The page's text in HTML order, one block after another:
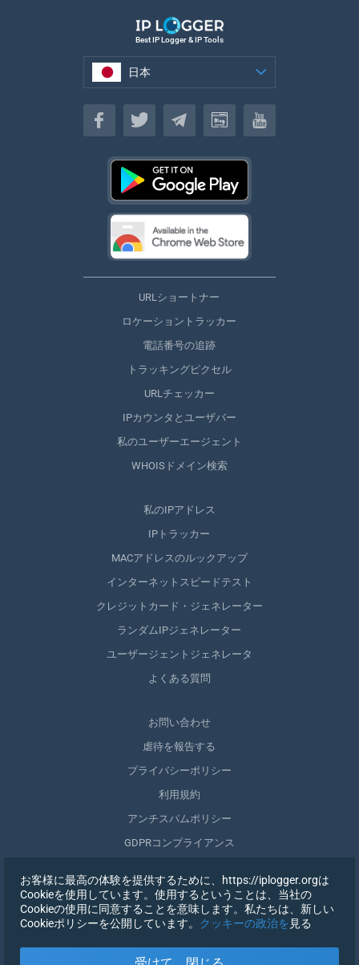
Best IP Logger & IP Tools
日本
日本
URLショートナー
ロケーショントラッカー
電話番号の追跡
トラッキングピクセル
URLチェッカー
IPカウンタとユーザバー
私のユーザーエージェント
WHOISドメイン検索
私のIPアドレス
IPトラッカー
MACアドレスのルックアップ
インターネットスピードテスト
クレジットカード・ジェネレーター
ランダムIPジェネレーター
ユーザージェントジェネレータ
よくある質問
お問い合わせ
虐待を報告する
プライバシーポリシー
利用規約
アンチスパムポリシー
GDPRコンプライアンス
同意を取りやめる
お客様に最高の体験を提供するために、https://iplogger.orgは
Cookieを使用しています。使用するということは、当社の
Cookieの使用に同意することを意味します。私たちは、新しい
Cookieポリシーを公開しています。 クッキーの政治を 見る